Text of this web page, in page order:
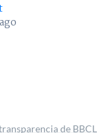
de BBCL